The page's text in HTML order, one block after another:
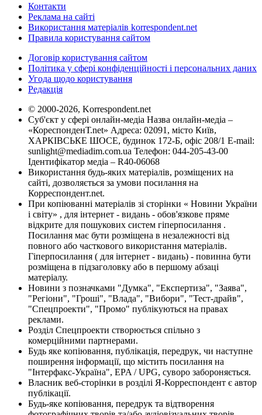
Контакти
Реклама на сайті
Використання матеріалів korrespondent.net
Правила користування сайтом
Договір користування сайтом
Політика у сфері конфіденційності і персональних даних
Угода щодо користування
Редакція
© 2000-2026, Korrespondent.net
Суб'єкт у сфері онлайн-медіа Назва онлайн-медіа –
«КореспонденТ.net» Адреса: 02091, місто Київ,
ХАРКІВСЬКЕ ШОСЕ, будинок 172-Б, офіс 208/1 E-mail:
sunlight@mediadim.com.ua Телефон: 044-205-43-00
Ідентифікатор медіа – R40-06068
Використання будь-яких матеріалів, розміщених на
сайті, дозволяється за умови посилання на
Корреспондент.net.
При копіюванні матеріалів зі сторінки « Новини України
і світу» , для інтернет - видань - обов'язкове пряме
відкрите для пошукових систем гіперпосилання .
Посилання має бути розміщена в незалежності від
повного або часткового використання матеріалів.
Гіперпосилання ( для інтернет - видань) - повинна бути
розміщена в підзаголовку або в першому абзаці
матеріалу.
Новини з позначками "Думка", "Експертиза", "Заява",
"Регіони", "Гроші", "Влада", "Вибори", "Тест-драйв",
"Спецпроекти", "Промо" публікуються на правах
реклами.
Розділ Спецпроекти створюється спільно з
комерційними партнерами.
Будь яке копіювання, публікація, передрук, чи наступне
поширення інформації, що містить посилання на
"Інтерфакс-Україна", EPA / UPG, суворо забороняється.
Власник веб-сторінки в розділі Я-Корреспондент є автор
публікації.
Будь-яке копіювання, передрук та відтворення